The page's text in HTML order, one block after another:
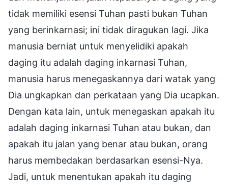
tidak memiliki esensi Tuhan pasti bukan Tuhan
yang berinkarnasi; ini tidak diragukan lagi. Jika
manusia berniat untuk menyelidiki apakah
daging itu adalah daging inkarnasi Tuhan,
manusia harus menegaskannya dari watak yang
Dia ungkapkan dan perkataan yang Dia ucapkan.
Dengan kata lain, untuk menegaskan apakah itu
adalah daging inkarnasi Tuhan atau bukan, dan
apakah itu jalan yang benar atau bukan, orang
harus membedakan berdasarkan esensi-Nya.
Jadi, untuk menentukan apakah itu daging